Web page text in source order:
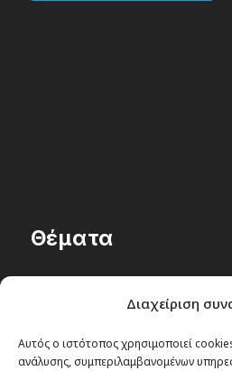
Διαχείριση
Αυτός ο ιστότοπος χρησιμοποιεί
ανάλυσης, συμπεριλαμβανομένων
Θέματα
Passenger στον κόσμο
TRAVEL NEWS
Οργάνωσε το ταξίδι σου